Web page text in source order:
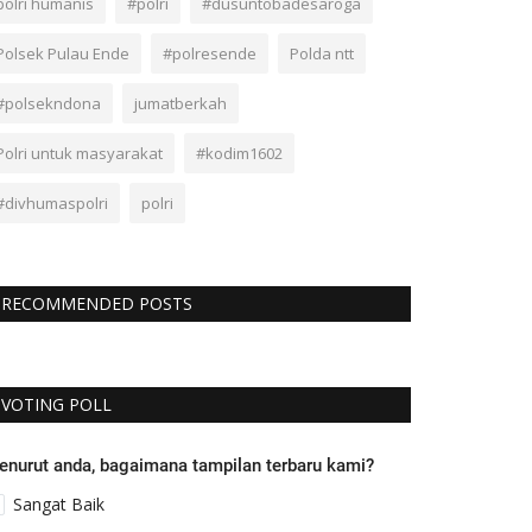
Pulau Ende #polresende Polda ntt
jumatberkah
untuk masyarakat #kodim1602
polri
RECOMMENDED POSTS
VOTING POLL
anda, bagaimana tampilan terbaru kami?
Sangat Baik